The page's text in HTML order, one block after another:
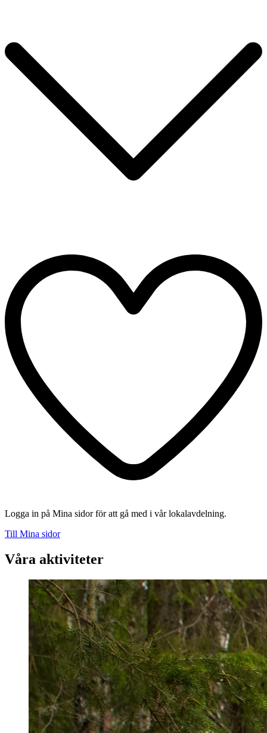
Logga in på Mina sidor för att gå med i vår lokalavdelning.
Till Mina sidor
Våra aktiviteter